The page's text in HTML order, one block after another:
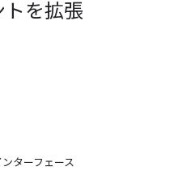
を拡張
ターフェース